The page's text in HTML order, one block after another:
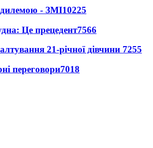
дилемою - ЗМІ10225
Це прецедент7566
21-річної дівчини 7255
переговори7018